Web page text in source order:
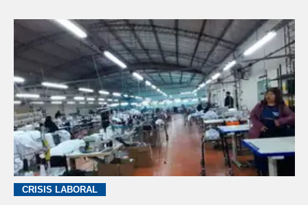
CRISIS LABORAL